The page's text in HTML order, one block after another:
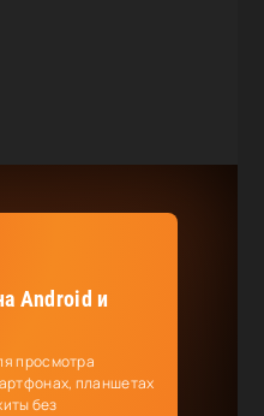
Android и
просмотра
планшетах
без